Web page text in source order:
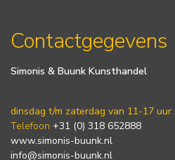
Contactgegevens
Simonis & Buunk Kunsthandel
dinsdag t/m zaterdag van 11-17 uur.
Telefoon +31 (0) 318 652888
www.simonis-buunk.nl
info@simonis-buunk.nl